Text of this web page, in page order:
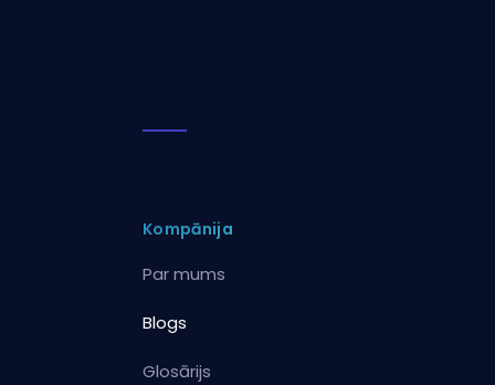
Kompānija
Par mums
Blogs
Glosārijs